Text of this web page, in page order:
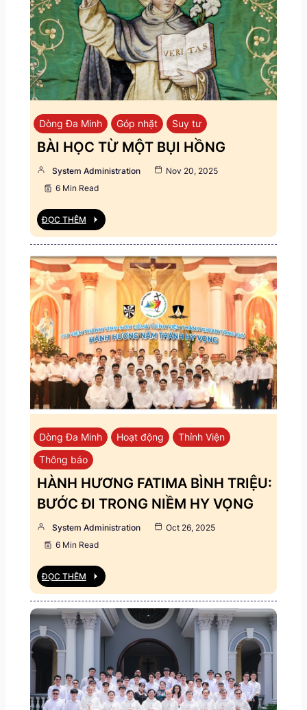
Dòng Đa Minh Góp nhặt Suy tư
BÀI HỌC TỪ MỘT BỤI HỒNG
System Administration
Nov 20, 2025
6 Min Read
ĐỌC THÊM
Dòng Đa Minh Hoạt động
Thỉnh Viện
Thông báo
HÀNH HƯƠNG FATIMA BÌNH TRIỆU:
BƯỚC ĐI TRONG NIỀM HY VỌNG
System Administration
Oct 26, 2025
6 Min Read
ĐỌC THÊM